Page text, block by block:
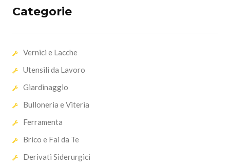
Categorie
Vernici e Lacche
Utensili da Lavoro
Giardinaggio
Bulloneria e Viteria
Ferramenta
Brico e Fai da Te
Derivati Siderurgici